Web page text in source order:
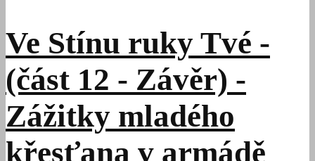
Ve Stínu ruky Tvé -
(část 12 - Závěr) -
Zážitky mladého
křesťana v armádě